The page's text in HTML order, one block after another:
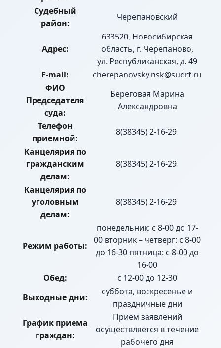
Судебный
район:
Черепановский
Адрес:
633520, Новосибирская
область, г. Черепаново,
ул. Республиканская, д. 49
E-mail:
cherepanovsky.nsk@sudrf.ru
ФИО
Председателя
суда:
Береговая Марина
Александровна
Телефон
приемной:
8(38345) 2-16-29
Канцелярия по
гражданским
делам:
8(38345) 2-16-29
Канцелярия по
уголовным
делам:
8(38345) 2-16-29
Режим работы:
понедельник: с 8-00 до 17-
00 вторник – четверг: с 8-00
до 16-30 пятница: с 8-00 до
16-00
Обед:
с 12-00 до 12-30
Выходные дни:
суббота, воскресенье и
праздничные дни
График приема
граждан:
Прием заявлений
осуществляется в течение
рабочего дня